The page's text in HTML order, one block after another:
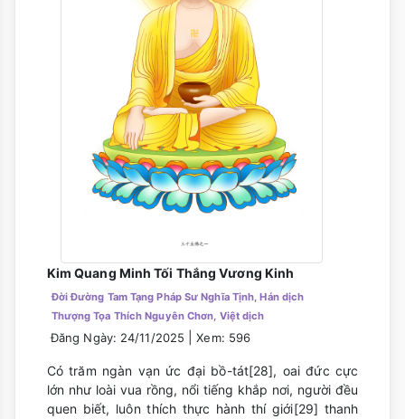
Kim Quang Minh Tối Thắng Vương Kinh
Đời Đường Tam Tạng Pháp Sư Nghĩa Tịnh, Hán dịch
Thượng Tọa Thích Nguyên Chơn, Việt dịch
Đăng Ngày: 24/11/2025 |Xem: 596
Có trăm ngàn vạn ức đại bồ-tát[28], oai đức cực
lớn như loài vua rồng, nổi tiếng khắp nơi, người đều
quen biết, luôn thích thực hành thí giới[29] thanh